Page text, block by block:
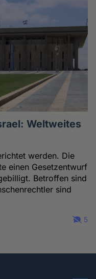
Weltweites
werden. Die
einen Gesetzentwurf
Betroffen sind
sind
5